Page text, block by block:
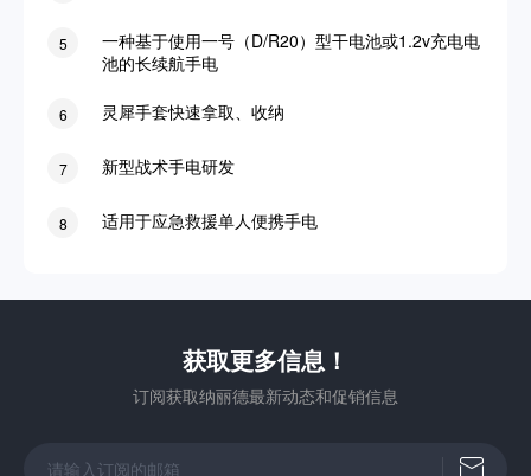
5
一种基于使用一号（D/R20）型干电池或1.2v充电电
池的长续航手电
6 灵犀手套快速拿取、收纳
7 新型战术手电研发
8 适用于应急救援单人便携手电
获取更多信息！
订阅获取纳丽德最新动态和促销信息